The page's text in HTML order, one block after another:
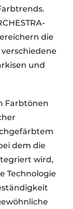
die
und
Farbtönen
dem die
wird,
Technologie